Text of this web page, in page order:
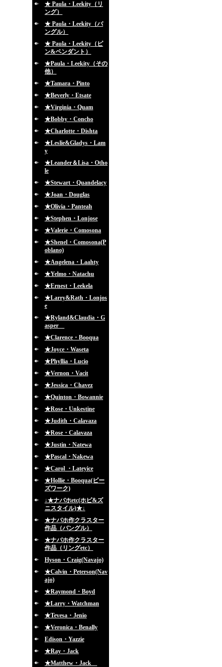
★ Paula・Leekity（リ
ング）
★ Paula・Leekity（バ
ングル）
★ Paula・Leekity（ピ
ン&ペンダント）
★Paula・Leekity（その
他）
★Tamara・Pinto
★Beverly・Etsate
★Virginia・Quam
★Bobby・Concho
★Charlotte・Dishta
★Leslie&Gladys・Lam
y
★Leander＆Lisa・Otho
le
★Stewart・Quandelacy
★Joan・Douglas
★Olivia・Panteah
★Stephen・Lonjose
★Valerie・Comosona
★Shenel・Comosona(P
oblano)
★Angelena・Laahty
★Yelmo・Natachu
★Ernest・Leekela
★Larry&Rath・Lonjos
e
★Ryland&Claudia・G
asper
★Clarence・Booqua
★Joyce・Waseta
★Phyllia・Lucio
★Vernon・Vacit
★Jessica・Chavez
★Quinton・Bowannie
★Rose・Unkestine
★Judith・Calavaza
★Rose・Calavaza
★Justin・Natewa
★Pascal・Nakewa
★Carol ・Lateyice
★Hollie・Booqua(ビー
ズワーク)
↓★ナバホetc(ホピ&ズ
ニスタイル)★↓
★ナバホ作クラスター
作品（バングル）
★ナバホ作クラスター
作品（リングetc）
Hyson・Craig(Navajo)
★Calvin・Peterson(Nav
ajo)
★Raymond・Boyd
★Larry・Watchman
★Tevesa・Jenio
★Veronica・Benally
Edison・Yazzie
★Ray・Jack
★Matthew・Jack